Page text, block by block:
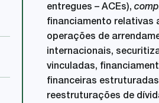
entregues – ACEs),
financiamento relativas
operações de
internacionais,
vinculadas,
financeiras
reestruturações de